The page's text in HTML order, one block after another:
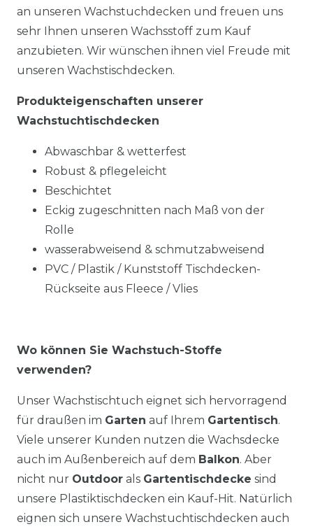
an unseren Wachstuchdecken und freuen uns
sehr Ihnen unseren Wachsstoff zum Kauf
anzubieten. Wir wünschen ihnen viel Freude mit
unseren Wachstischdecken.
Produkteigenschaften unserer
Wachstuchtischdecken
Abwaschbar & wetterfest
Robust & pflegeleicht
Beschichtet
Eckig zugeschnitten nach Maß von der
Rolle
wasserabweisend & schmutzabweisend
PVC / Plastik / Kunststoff Tischdecken-
Rückseite aus Fleece / Vlies
Wo können Sie Wachstuch-Stoffe
verwenden?
Unser Wachstischtuch eignet sich hervorragend
für draußen im Garten auf Ihrem Gartentisch.
Viele unserer Kunden nutzen die Wachsdecke
auch im Außenbereich auf dem Balkon. Aber
nicht nur Outdoor als Gartentischdecke sind
unsere Plastiktischdecken ein Kauf-Hit. Natürlich
eignen sich unsere Wachstuchtischdecken auch